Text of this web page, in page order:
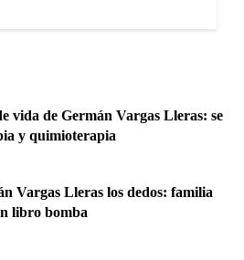
vida de Germán Vargas Lleras: se
y quimioterapia
Vargas Lleras los dedos: familia
libro bomba